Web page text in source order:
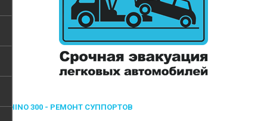
HINO 300 - РЕМОНТ СУППОРТОВ